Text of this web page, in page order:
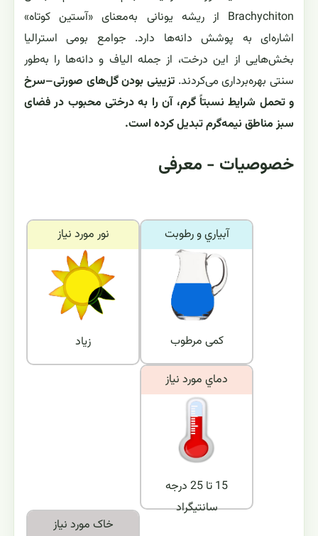
Brachychiton از ریشه یونانی به‌معنای «آستین کوتاه»
اشاره‌ای به پوشش دانه‌ها دارد. جوامع بومی استرالیا
بخش‌هایی از این درخت، از جمله الیاف و دانه‌ها را به‌طور
سنتی بهره‌برداری می‌کردند. تزیینی بودن گل‌های صورتی–سرخ
و تحمل شرایط نسبتاً گرم، آن را به درختی محبوب در فضای
سبز مناطق نیمه‌گرم تبدیل کرده است.
خصوصیات - معرفی
نور مورد نياز
زیاد
آبياري و رطوبت
کمی مرطوب
دماي مورد نياز
15 تا 25 درجه
سانتیگراد
خاک مورد نياز